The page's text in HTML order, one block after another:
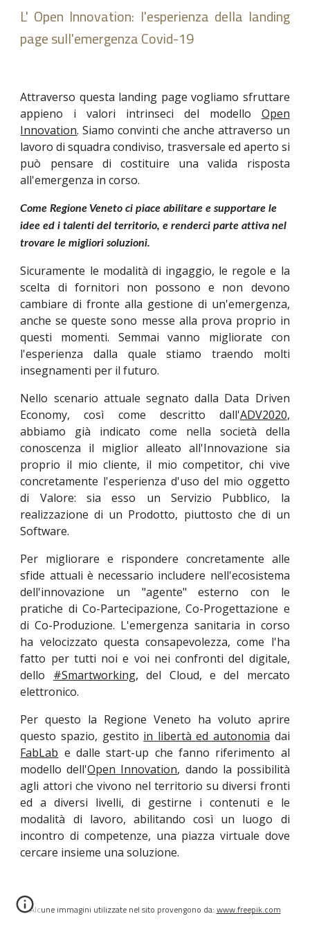
L' Open Innovation: l'esperienza della landing
page sull'emergenza Covid-19
Attraverso questa landing page vogliamo sfruttare
appieno i valori intrinseci del modello Open
Innovation. Siamo convinti che anche attraverso un
lavoro di squadra condiviso, trasversale ed aperto si
può pensare di costituire una valida risposta
all'emergenza in corso.
Come Regione Veneto ci piace abilitare e supportare le
idee ed i talenti del territorio, e renderci parte attiva nel
trovare le migliori soluzioni.
Sicuramente le modalità di ingaggio, le regole e la
scelta di fornitori non possono e non devono
cambiare di fronte alla gestione di un'emergenza,
anche se queste sono messe alla prova proprio in
questi momenti. Semmai vanno migliorate con
l'esperienza dalla quale stiamo traendo molti
insegnamenti per il futuro.
Nello scenario attuale segnato dalla Data Driven
Economy, così come descritto dall'ADV2020,
abbiamo già indicato come nella società della
conoscenza il miglior alleato all'Innovazione sia
proprio il mio cliente, il mio competitor, chi vive
concretamente l'esperienza d'uso del mio oggetto
di Valore: sia esso un Servizio Pubblico, la
realizzazione di un Prodotto, piuttosto che di un
Software.
Per migliorare e rispondere concretamente alle
sfide attuali è necessario includere nell'ecosistema
dell'innovazione un "agente" esterno con le
pratiche di Co-Partecipazione, Co-Progettazione e
di Co-Produzione. L'emergenza sanitaria in corso
ha velocizzato questa consapevolezza, come l'ha
fatto per tutti noi e voi nei confronti del digitale,
dello #Smartworking, del Cloud, e del mercato
elettronico.
Per questo la Regione Veneto ha voluto aprire
questo spazio, gestito in libertà ed autonomia dai
FabLab e dalle start-up che fanno riferimento al
modello dell'Open Innovation, dando la possibilità
agli attori che vivono nel territorio su diversi fronti
ed a diversi livelli, di gestirne i contenuti e le
modalità di lavoro, abilitando così un luogo di
incontro di competenze, una piazza virtuale dove
cercare insieme una soluzione.
Alcune immagini utilizzate nel sito provengono da: www.freepik.com